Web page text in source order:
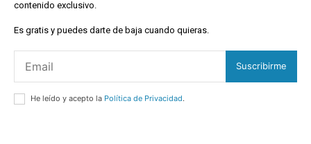
contenido exclusivo.
Es gratis y puedes darte de baja cuando quieras.
Suscribirme
He leído y acepto la Política de Privacidad.